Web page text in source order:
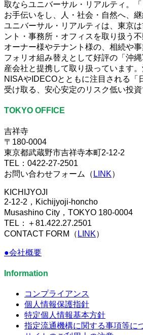
取ならユニバーサル・リアルティ。
お手伝いをし、人・社会・自然へ、継
ユニバーサル・リアルティは、東京
ント・事務所・オフィスを取り扱う
オーナー様やテナント様の、相続や
フォリオ組み替えとして好評の「沖
産会社と提携して取り扱っています
NISAやIDECOとともに注目される「
受け取る、安心安定のリスク低い投資
TOKYO OFFICE
吉祥寺
〒180-0004
東京都武蔵野市吉祥寺本町2-12-2
TEL：0422-27-2501
お問い合わせフォーム（ LINK）
KICHIJYOJI
2-12-2，Kichijyoji-honcho
Musashino City，TOKYO 180-0004
TEL：＋81.422.27.2501
CONTACT FORM（ LINK）
●会社概要
Information
コンプライアンス
個人情報保護指針
特定個人情報基本方針
指定流通機構に関する事項等に